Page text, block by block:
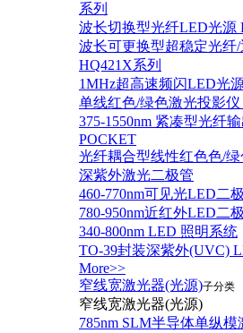
系列
波长切换型光纤LED光源
波长可更换型超稳定光纤
HQ421X系列
1MHz超高速频闪LED光
单线红色/绿色激光投影仪
375-1550nm 紧凑型光纤
POCKET
光纤耦合型线性红色色/
深紫外激光二极管
460-770nm可见光LED二
780-950nm近红外LED二
340-800nm LED 照明系统
TO-39封装深紫外(UVC)
More>>
窄线宽激光器(光源)子分类
窄线宽激光器(光源)
785nm SLM半导体单纵